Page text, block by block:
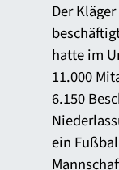
Der
hatte im
11.000
6.150
ein